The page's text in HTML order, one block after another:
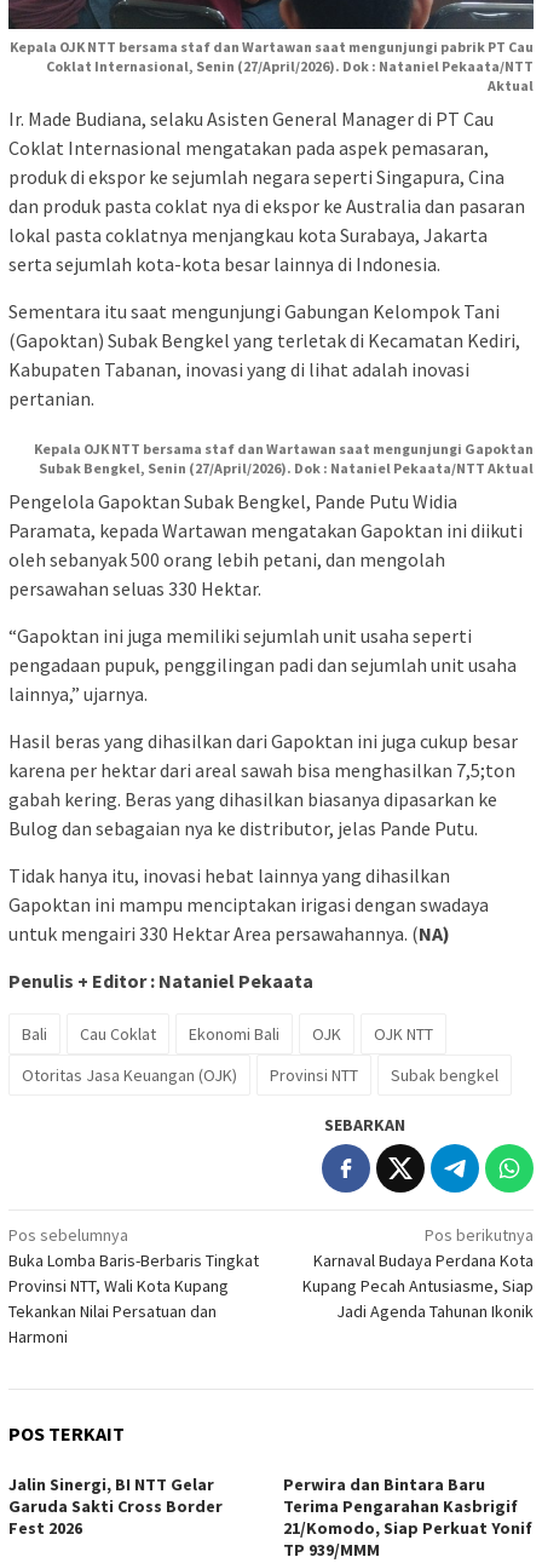
Kepala OJK NTT bersama staf dan Wartawan saat mengunjungi pabrik PT Cau
Coklat Internasional, Senin (27/April/2026). Dok : Nataniel Pekaata/NTT
Aktual
Ir. Made Budiana, selaku Asisten General Manager di PT Cau
Coklat Internasional mengatakan pada aspek pemasaran,
produk di ekspor ke sejumlah negara seperti Singapura, Cina
dan produk pasta coklat nya di ekspor ke Australia dan pasaran
lokal pasta coklatnya menjangkau kota Surabaya, Jakarta
serta sejumlah kota-kota besar lainnya di Indonesia.
Sementara itu saat mengunjungi Gabungan Kelompok Tani
(Gapoktan) Subak Bengkel yang terletak di Kecamatan Kediri,
Kabupaten Tabanan, inovasi yang di lihat adalah inovasi
pertanian.
Kepala OJK NTT bersama staf dan Wartawan saat mengunjungi Gapoktan
Subak Bengkel, Senin (27/April/2026). Dok : Nataniel Pekaata/NTT Aktual
Pengelola Gapoktan Subak Bengkel, Pande Putu Widia
Paramata, kepada Wartawan mengatakan Gapoktan ini diikuti
oleh sebanyak 500 orang lebih petani, dan mengolah
persawahan seluas 330 Hektar.
“Gapoktan ini juga memiliki sejumlah unit usaha seperti
pengadaan pupuk, penggilingan padi dan sejumlah unit usaha
lainnya,” ujarnya.
Hasil beras yang dihasilkan dari Gapoktan ini juga cukup besar
karena per hektar dari areal sawah bisa menghasilkan 7,5;ton
gabah kering. Beras yang dihasilkan biasanya dipasarkan ke
Bulog dan sebagaian nya ke distributor, jelas Pande Putu.
Tidak hanya itu, inovasi hebat lainnya yang dihasilkan
Gapoktan ini mampu menciptakan irigasi dengan swadaya
untuk mengairi 330 Hektar Area persawahannya. (NA)
Penulis + Editor : Nataniel Pekaata
Bali Cau Coklat Ekonomi Bali OJK
OJK NTT
Otoritas Jasa Keuangan (OJK)
Provinsi NTT Subak bengkel
SEBARKAN
Navigasi
pos
Pos sebelumnya
Buka Lomba Baris-Berbaris Tingkat
Provinsi NTT, Wali Kota Kupang
Tekankan Nilai Persatuan dan
Harmoni
Pos berikutnya
Karnaval Budaya Perdana Kota
Kupang Pecah Antusiasme, Siap
Jadi Agenda Tahunan Ikonik
POS TERKAIT
Jalin Sinergi, BI NTT Gelar
Garuda Sakti Cross Border
Fest 2026
Perwira dan Bintara Baru
Terima Pengarahan Kasbrigif
21/Komodo, Siap Perkuat Yonif
TP 939/MMM